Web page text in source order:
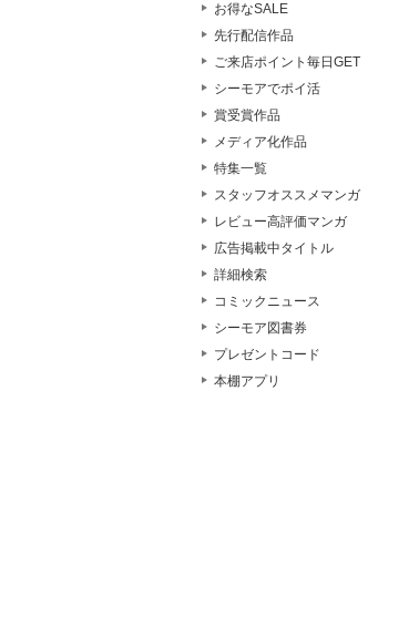
お得なSALE
先行配信作品
ご来店ポイント毎日GET
シーモアでポイ活
賞受賞作品
メディア化作品
特集一覧
スタッフオススメマンガ
レビュー高評価マンガ
広告掲載中タイトル
詳細検索
コミックニュース
シーモア図書券
プレゼントコード
本棚アプリ